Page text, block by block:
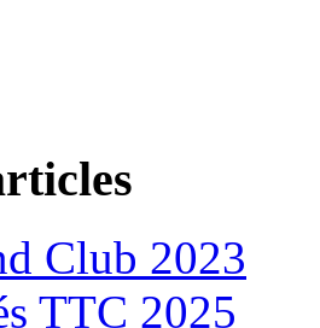
Club 2023
TTC 2025